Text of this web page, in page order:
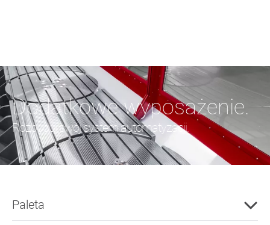
Dodatkowe wyposażenie.
Rozbuduj swój system automatyzacji.
Paleta